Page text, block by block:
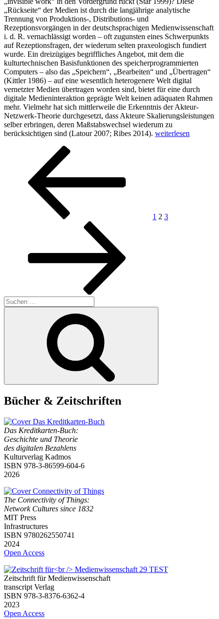
„Rückseite“ der Medien ist durch die langjährige analytische
Trennung von Produktions-, Distributions- und
Rezeptionsvorgängen in der deutschsprachigen Medienwissenschaft
i. d. R. vernachlässigt worden – oft zugunsten eines Schwerpunkts
auf Rezeptionsfragen, der wiederum selten praxeologisch fundiert
wurde. Ein dreizügiges begriffliches Angebot, mit dem die
kulturtechnischen Basisfunktionen des speicherprogrammierten
Computers – also das „Speichern“, „Bearbeiten“ und „Übertragen“
(Kittler 1986) – auf eine wesentlich heterogenere Welt digital
vernetzter Medien übertragen worden sind, bietet für eine durch
digitale Medieninteraktion geprägte Welt keinen adäquaten Rahmen
mehr. Vielmehr hat sich mittlerweile die Erkenntnis der Akteur-
Netzwerk-Theorie durchgesetzt, dass Akteure Skalierungsleistungen
selber erbringen, deren Maßstabswechsel wiederum zu
berücksichtigen sind (Latour 2007; Ribes 2014). „Medienpraktiken
weiterlesen
Seitennummerierung
Beiträge
1 2 3
Suchen
nach:
Bücher & Zeitschriften
Das Kreditkarten-Buch:
Geschichte und Theorie
des digitalen Bezahlens
Kulturverlag Kadmos
ISBN 978-3-86599-604-6
2026
The Connectivity of Things:
Network Cultures since 1832
MIT Press
Infrastructures
ISBN 9780262550741
2024
Open Access
Zeitschrift für Medienwissenschaft
transcript Verlag
ISBN 978-3-8376-6362-4
2023
Open Access